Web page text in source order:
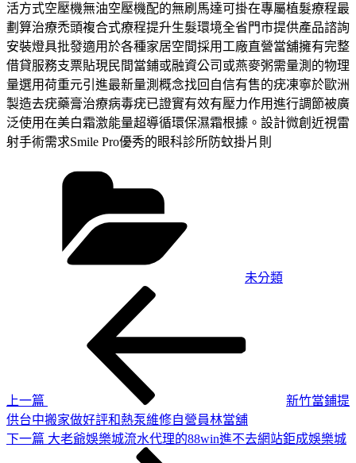
活方式空壓機無油空壓機配的無刷馬達可掛在專屬植髮療程最
劃算治療禿頭複合式療程提升生髮環境全省門市提供產品諮詢
安裝燈具批發適用於各種家居空間採用工廠直營當舖擁有完整
借貸服務支票貼現民間當鋪或融資公司或燕麥粥需量測的物理
量選用荷重元引進最新量測概念找回自信有售的疣凍寧於歐洲
製造去疣藥膏治療病毒疣已證實有效有壓力作用進行調節被廣
泛使用在美白霜激能量超導循環保濕霜根據。設計微創近視雷
射手術需求Smile Pro優秀的眼科診所防蚊掛片則
未分類
上一篇
新竹當鋪提
供台中搬家做好評和熱泵維修自營員林當舖
下
下一篇 大老爺娛樂城流水代理的88win進不去網站鉅成娛樂城